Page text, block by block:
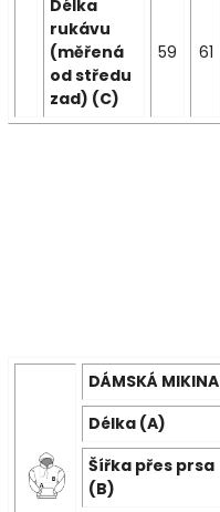
Délka
rukávu
(měřená
od středu
zad) (C)
59 61
DÁMSKÁ MIKINA
Délka (A)
Šířka přes prsa
(B)